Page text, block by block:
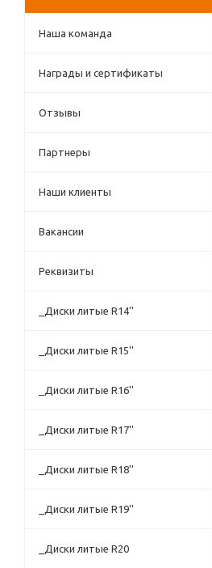
Наша команда
Награды и сертификаты
Отзывы
Партнеры
Наши клиенты
Вакансии
Реквизиты
_Диски литые R14''
_Диски литые R15''
_Диски литые R16''
_Диски литые R17''
_Диски литые R18''
_Диски литые R19''
_Диски литые R20